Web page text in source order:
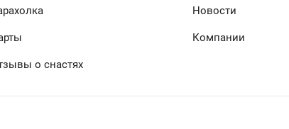
о снастях
Новости
Компании